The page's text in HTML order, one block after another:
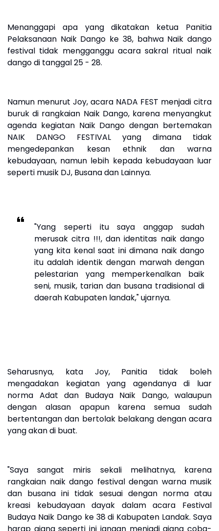
Menanggapi apa yang dikatakan ketua Panitia
Pelaksanaan Naik Dango ke 38, bahwa Naik dango
festival tidak mengganggu acara sakral ritual naik
dango di tanggal 25 - 28.
Namun menurut Joy, acara NADA FEST menjadi citra
buruk di rangkaian Naik Dango, karena menyangkut
agenda kegiatan Naik Dango dengan bertemakan
NAIK DANGO FESTIVAL yang dimana tidak
mengedepankan kesan ethnik dan warna
kebudayaan, namun lebih kepada kebudayaan luar
seperti musik DJ, Busana dan Lainnya.
"Yang seperti itu saya anggap sudah
merusak citra !!!, dan identitas naik dango
yang kita kenal saat ini dimana naik dango
itu adalah identik dengan marwah dengan
pelestarian yang memperkenalkan baik
seni, musik, tarian dan busana tradisional di
daerah Kabupaten landak," ujarnya.
Seharusnya, kata Joy, Panitia tidak boleh
mengadakan kegiatan yang agendanya di luar
norma Adat dan Budaya Naik Dango, walaupun
dengan alasan apapun karena semua sudah
bertentangan dan bertolak belakang dengan acara
yang akan di buat.
"Saya sangat miris sekali melihatnya, karena
rangkaian naik dango festival dengan warna musik
dan busana ini tidak sesuai dengan norma atau
kreasi kebudayaan dayak dalam acara Festival
Budaya Naik Dango ke 38 di Kabupaten Landak. Saya